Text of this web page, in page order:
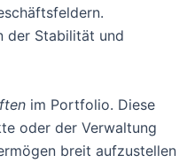
der Stabilität und
im Portfolio. Diese
oder der Verwaltung
breit aufzustellen